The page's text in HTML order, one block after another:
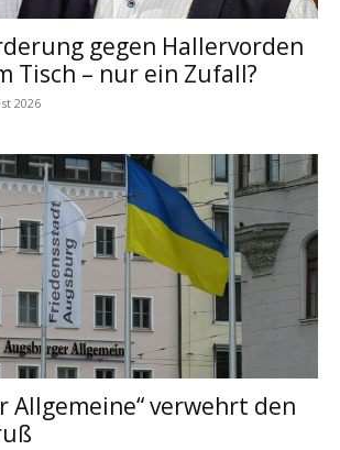
gegen Hallervorden
Tisch – nur ein Zufall?
2026
Allgemeine“ verwehrt den